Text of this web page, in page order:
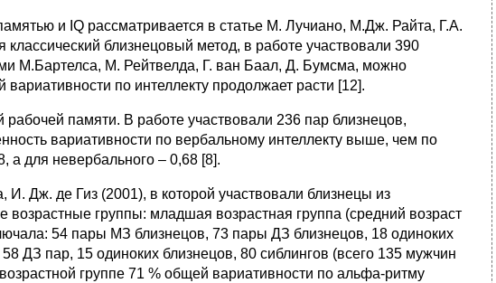
и IQ рассматривается в статье М. Лучиано, М.Дж. Райта, Г.А.
близнецовый метод, в работе участвовали 390
М.Бартелса, М. Рейтвелда, Г. ван Баал, Д. Бумсма, можно
по интеллекту продолжает расти [12].
памяти. В работе участвовали 236 пар близнецов,
вариативности по вербальному интеллекту выше, чем по
а для невербального – 0,68 [8].
Дж. де Гиз (2001), в которой участвовали близнецы из
группы: младшая возрастная группа (средний возраст
54 пары МЗ близнецов, 73 пары ДЗ близнецов, 18 одиноких
ДЗ пар, 15 одиноких близнецов, 80 сиблингов (всего 135 мужчин
группе 71 % общей вариативности по альфа-ритму